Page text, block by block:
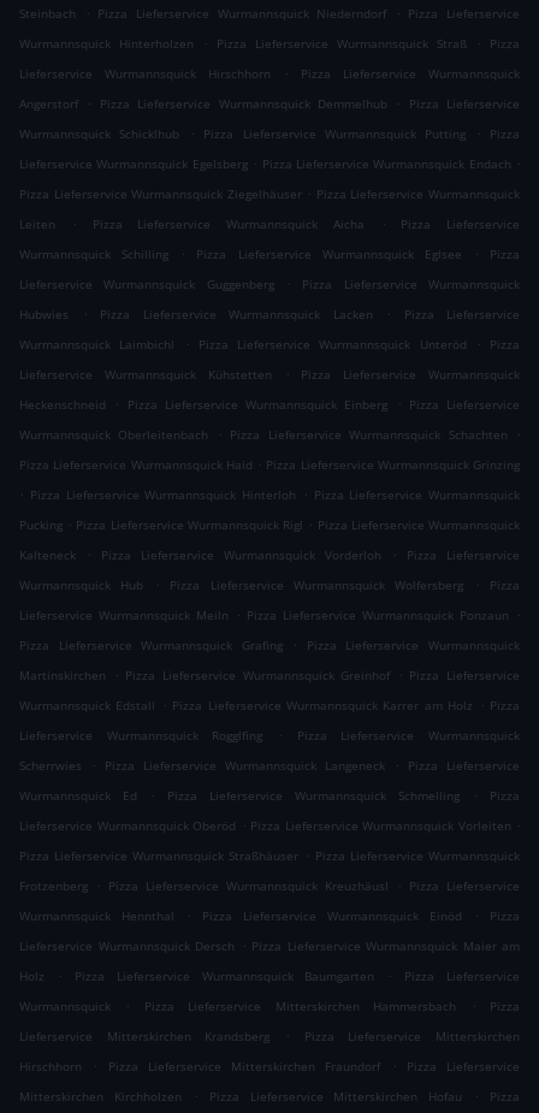
Steinbach . Pizza Lieferservice Wurmannsquick Niederndorf . Pizza Lieferservice
Wurmannsquick Hinterholzen
. Pizza Lieferservice Wurmannsquick Straß .
Pizza
Lieferservice Wurmannsquick Hirschhorn
.
Pizza Lieferservice Wurmannsquick
Angerstorf
. Pizza Lieferservice Wurmannsquick Demmelhub .
Pizza Lieferservice
Wurmannsquick Schicklhub
. Pizza Lieferservice Wurmannsquick Putting .
Pizza
Lieferservice Wurmannsquick Egelsberg . Pizza Lieferservice Wurmannsquick Endach .
Pizza Lieferservice Wurmannsquick Ziegelhäuser . Pizza Lieferservice Wurmannsquick
Leiten
. Pizza Lieferservice Wurmannsquick Aicha .
Pizza Lieferservice
Wurmannsquick Schilling
. Pizza Lieferservice Wurmannsquick Eglsee .
Pizza
Lieferservice Wurmannsquick Guggenberg
.
Pizza Lieferservice Wurmannsquick
Hubwies
. Pizza Lieferservice Wurmannsquick Lacken .
Pizza Lieferservice
Wurmannsquick Laimbichl
. Pizza Lieferservice Wurmannsquick Unteröd .
Pizza
Lieferservice Wurmannsquick Kühstetten
.
Pizza Lieferservice Wurmannsquick
Heckenschneid
. Pizza Lieferservice Wurmannsquick Einberg . Pizza Lieferservice
Wurmannsquick Oberleitenbach
. Pizza Lieferservice Wurmannsquick Schachten
.
Pizza Lieferservice Wurmannsquick Haid . Pizza Lieferservice Wurmannsquick Grinzing
. Pizza Lieferservice Wurmannsquick Hinterloh . Pizza Lieferservice Wurmannsquick
Pucking . Pizza Lieferservice Wurmannsquick Rigl . Pizza Lieferservice Wurmannsquick
Kalteneck
. Pizza Lieferservice Wurmannsquick Vorderloh .
Pizza Lieferservice
Wurmannsquick Hub
. Pizza Lieferservice Wurmannsquick Wolfersberg .
Pizza
Lieferservice Wurmannsquick Meiln
. Pizza Lieferservice Wurmannsquick Ponzaun
.
Pizza Lieferservice Wurmannsquick Grafing
.
Pizza Lieferservice Wurmannsquick
Martinskirchen
. Pizza Lieferservice Wurmannsquick Greinhof . Pizza Lieferservice
Wurmannsquick Edstall
. Pizza Lieferservice Wurmannsquick Karrer am Holz . Pizza
Lieferservice Wurmannsquick Rogglfing
.
Pizza Lieferservice Wurmannsquick
Scherrwies
. Pizza Lieferservice Wurmannsquick Langeneck .
Pizza Lieferservice
Wurmannsquick Ed
. Pizza Lieferservice Wurmannsquick Schmelling .
Pizza
Lieferservice Wurmannsquick Oberöd . Pizza Lieferservice Wurmannsquick Vorleiten .
Pizza Lieferservice Wurmannsquick Straßhäuser . Pizza Lieferservice Wurmannsquick
Frotzenberg
. Pizza Lieferservice Wurmannsquick Kreuzhäusl . Pizza Lieferservice
Wurmannsquick Hennthal
. Pizza Lieferservice Wurmannsquick Einöd .
Pizza
Lieferservice Wurmannsquick Dersch
. Pizza Lieferservice Wurmannsquick Maier am
Holz
. Pizza Lieferservice Wurmannsquick Baumgarten .
Pizza Lieferservice
Wurmannsquick
. Pizza Lieferservice Mitterskirchen Hammersbach .
Pizza
Lieferservice Mitterskirchen Krandsberg
.
Pizza Lieferservice Mitterskirchen
Hirschhorn
. Pizza Lieferservice Mitterskirchen Fraundorf .
Pizza Lieferservice
Mitterskirchen Kirchholzen
. Pizza Lieferservice Mitterskirchen Hofau .
Pizza